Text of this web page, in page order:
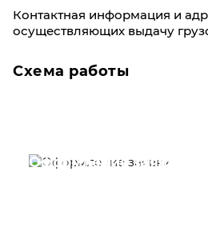
Контактная информация и
осуществляющих выдачу
Схема работы
Оформление заявки